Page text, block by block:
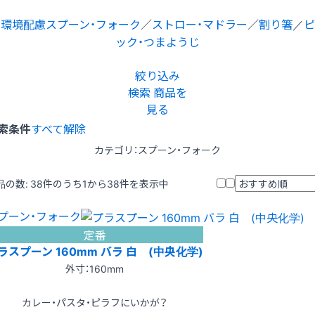
環境配慮スプーン・フォーク／ストロー・マドラー／割り箸／ ピ
ック・つまようじ
絞り込み
検索 商品を
見る
条件すべて解除
カテゴリ：スプーン・フォーク
の数: 38件のうち1から38件を表示中
ーン・フォーク
定番
スプーン 160mm バラ 白 (中央化学)
外寸：160mm
カレー・パスタ・ピラフにいかが？